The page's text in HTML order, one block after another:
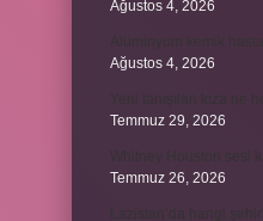
Ağustos 4, 2026
Ağustos 4, 2026
Temmuz 29, 2026
Temmuz 26, 2026